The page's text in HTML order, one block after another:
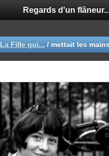
Regards d'un
La Fille qui... / mettait les